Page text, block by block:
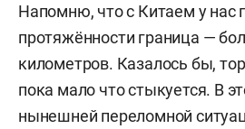
Напомню, что с Китаем у нас
протяжённости граница —
километров. Казалось бы,
пока мало что стыкуется. В
нынешней переломной